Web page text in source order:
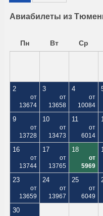
Авиабилеты из
Пн Вт Ср
2
от
13674
3
от
13658
4
от
10084
9
от
13728
10
от
13473
11
от
6014
16
от
13744
17
от
13765
18
от
5969
23
от
13659
24
от
13967
25
от
6049
30